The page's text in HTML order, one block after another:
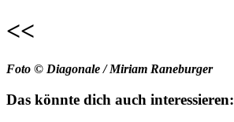
<<
Foto © Diagonale / Miriam Raneburger
Das könnte dich auch interessieren: